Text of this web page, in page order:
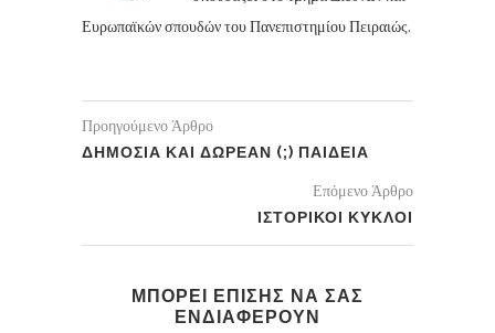
Ευρωπαϊκών σπουδών του Πανεπιστημίου Πειραιώς.
Προηγούμενο Άρθρο
ΔΗΜΟΣΙΑ ΚΑΙ ΔΩΡΕΑΝ (;) ΠΑΙΔΕΙΑ
Επόμενο Άρθρο
ΙΣΤΟΡΙΚΟΙ ΚΥΚΛΟΙ
ΜΠΟΡΕΙ ΕΠΙΣΗΣ ΝΑ ΣΑΣ
ΕΝΔΙΑΦΕΡΟΥΝ